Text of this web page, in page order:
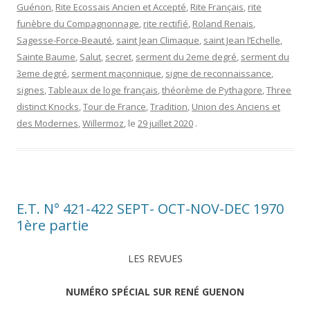
Guénon, Rite Ecossais Ancien et Accepté, Rite Français, rite
funèbre du Compagnonnage, rite rectifié, Roland Renais,
Sagesse-Force-Beauté, saint Jean Climaque, saint Jean l’Echelle,
Sainte Baume, Salut, secret, serment du 2eme degré, serment du
3eme degré, serment maçonnique, signe de reconnaissance,
signes,Ta­bleaux de loge français,théorème de Pythagore,Three
distinct Knocks,Tour de France,Tradi­tion, Union des Anciens et
des Modernes,Willermoz, le 29 juillet 2020 .
E.T. N° 421-422 SEPT- OCT-NOV-DEC 1970
1ère partie
LES REVUES
NUMÉRO SPÉCIAL SUR RENÉ GUENON